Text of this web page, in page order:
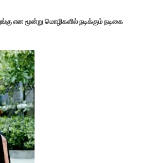
என மூன்று மொழிகளில் நடிக்கும் நடிகை